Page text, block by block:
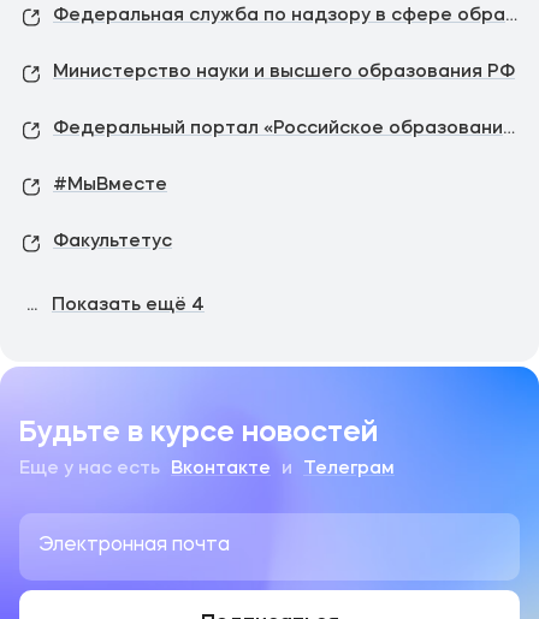
Федеральная служба по надзору в сфере образования и науки
Министерство науки и высшего образования РФ
Федеральный портал «Российское образование»
#МыВместе
Факультетус
... Показать ещё 4
Будьте в курсе новостей
Еще у нас есть Вконтакте и Телеграм